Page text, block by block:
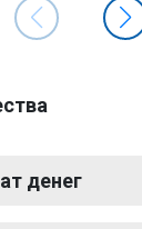
денег